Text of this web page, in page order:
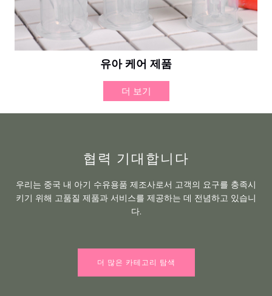
유아 케어 제품
더 보기
협력 기대합니다
우리는 중국 내 아기 수유용품 제조사로서 고객의 요구를 충족시
키기 위해 고품질 제품과 서비스를 제공하는 데 전념하고 있습니
다.
더 많은 카테고리 탐색